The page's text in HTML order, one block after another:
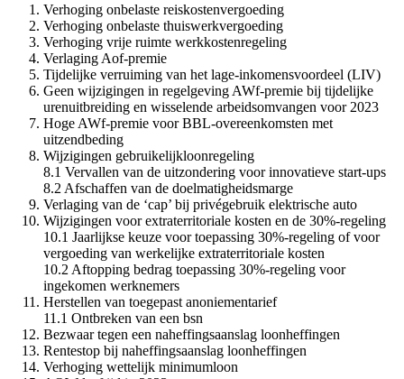
Verhoging onbelaste reiskostenvergoeding
Verhoging onbelaste thuiswerkvergoeding
Verhoging vrije ruimte werkkostenregeling
Verlaging Aof-premie
Tijdelijke verruiming van het lage-inkomensvoordeel (LIV)
Geen wijzigingen in regelgeving AWf-premie bij tijdelijke
urenuitbreiding en wisselende arbeidsomvangen voor 2023
Hoge AWf-premie voor BBL-overeenkomsten met
uitzendbeding
Wijzigingen gebruikelijkloonregeling
8.1 Vervallen van de uitzondering voor innovatieve start-ups
8.2 Afschaffen van de doelmatigheidsmarge
Verlaging van de ‘cap’ bij privégebruik elektrische auto
Wijzigingen voor extraterritoriale kosten en de 30%-regeling
10.1 Jaarlijkse keuze voor toepassing 30%-regeling of voor
vergoeding van werkelijke extraterritoriale kosten
10.2 Aftopping bedrag toepassing 30%-regeling voor
ingekomen werknemers
Herstellen van toegepast anoniementarief
11.1 Ontbreken van een bsn
Bezwaar tegen een naheffingsaanslag loonheffingen
Rentestop bij naheffingsaanslag loonheffingen
Verhoging wettelijk minimumloon